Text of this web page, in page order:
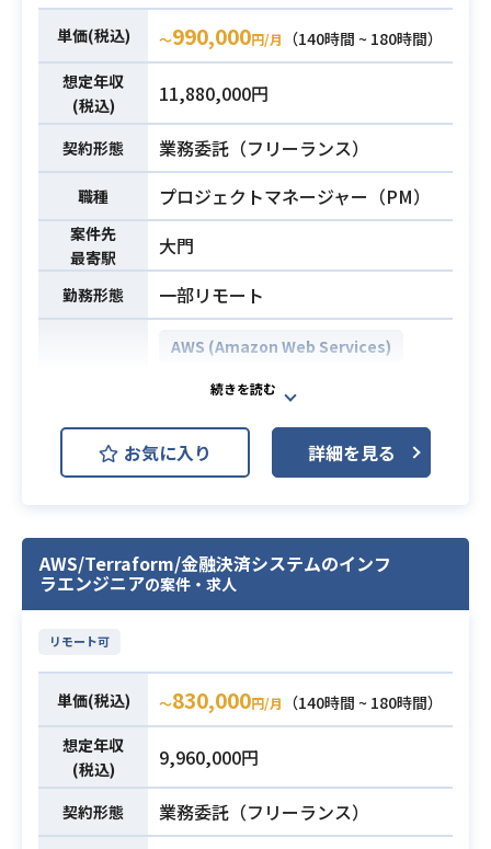
・アジャイル開発チーム：1チーム
・エンジニア：3〜4名
・プロダクトオーナー（PO）：顧客
・スクラムマスター（SM）：クライ
アントプロパーが担当予定
■ 技術スタック（予定）
・クラウド：AWS
・言語：React / TypeScript（フロ
ントエンド）、Python（バックエン
ド）
※フロント方式（WebView型ハイ
ブリッド or React Native）は顔合わ
せで確認いたします
少人数チームでのアジャイル開発 な
ど
・Reactを用いたフロントエンド開
WS（クラウド）を用いたフルスタッ
クの設計・実装経験
・チームメンバーへの技術指導・育
・スクラム開発の経験
・アジャイルな仮説検証（プロダク
ト開発）の実践およびそれを支える
技術基盤の知見
・CI/CDパイプラインの構築・運用経
験
・顧客やチームと密に協働し、要件
業務内容
および自動化、
らテスト工程まで一貫して支援いた
だきます。
【仕事内容】
下記の業務を担っていただく想定で
す。
・要件定義、設計、実装、テスト各
工程における支援
・AI活用前提の開発プロセスに基づ
く成果物の妥当性確認や品質担保業
務
・既存のジョブ管理（Hinemos）か
らAWS Step Functionsへの移行およ
び運用設計の見直し
・Infrastructure as Code（IaC）やC
※詳細は面談時にお伝えします。
◆主な開発環境・ツール◆
・OS：Linux
ep Functions・Terraform・CloudF
ormation
・AWS環境における設計または構築
経験（目安2～3年以上）
・Linuxサーバの基本的な知識、運用
経験
単価(税込) 〜990,000円/月
（140時間 ~ 180時間）
想定年収
(税込)
11,880,000円
契約形態 業務委託（フリーランス）
職種 プロジェクトマネージャー（PM）
案件先
最寄駅
大門
勤務形態 一部リモート
AWS (Amazon Web Services)
CISCO
GCP (Google Cloud Platform)
Linux
Windows
バー、クラウド）の新規立ち上げか
ら、
要件定義、提案、進捗・課題管理、
プレイングマネージャーとして一気
通貫でご担当いただきます。
【仕事内容】
下記の業務を担っていただく想定で
す。
・インフラ案件の新規立ち上げ、プ
お気に入り 詳細を見る
AWS/Terraform/金融決済システムのインフ
ラエンジニアの案件・求人
リモート可
単価(税込) 〜830,000円/月
（140時間 ~ 180時間）
想定年収
(税込)
9,960,000円
契約形態 業務委託（フリーランス）